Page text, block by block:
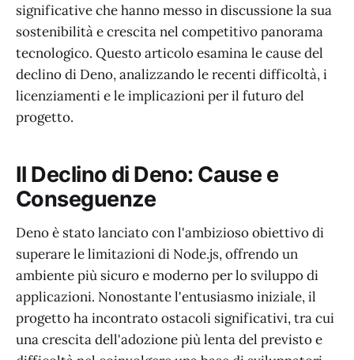
significative che hanno messo in discussione la sua
sostenibilità e crescita nel competitivo panorama
tecnologico. Questo articolo esamina le cause del
declino di Deno, analizzando le recenti difficoltà, i
licenziamenti e le implicazioni per il futuro del
progetto.
Il Declino di Deno: Cause e
Conseguenze
Deno è stato lanciato con l'ambizioso obiettivo di
superare le limitazioni di Node.js, offrendo un
ambiente più sicuro e moderno per lo sviluppo di
applicazioni. Nonostante l'entusiasmo iniziale, il
progetto ha incontrato ostacoli significativi, tra cui
una crescita dell'adozione più lenta del previsto e